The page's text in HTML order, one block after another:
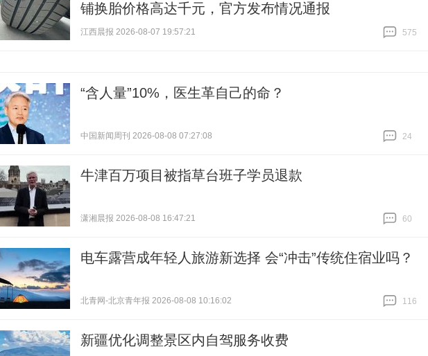
铺换胎价格高达千元，官方发布情况通报
江西晨报 2026-08-07 19:57:21
575
“含人量”10%，医生革自己的命？
中国新闻周刊 2026-08-08 07:27:08
24
牛津百万项目被指草台班子学员退款
潇湘晨报 2026-08-08 16:47:21
60
电车露营成年轻人旅游新选择 会“冲击”传统住宿业吗？
北青网-北京青年报 2026-08-08 10:16:02
116
新疆优化调整景区内自驾服务收费